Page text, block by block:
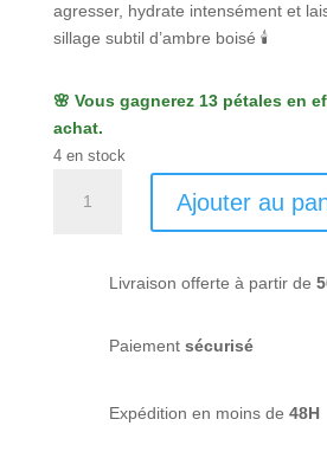
agresser, hydrate intensément et
sillage subtil d’ambre boisé 🕯️
🌸 Vous gagnerez 13 pétales en
achat.
4 en stock
Ajouter au
Livraison offerte à partir de
Paiement sécurisé
Expédition en moins de 48H